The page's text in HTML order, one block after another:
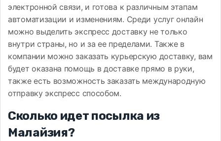
электронной связи, и готова к различным этапам
автоматизации и изменениям. Среди услуг онлайн
можно выделить экспресс доставку не только
внутри страны, но и за ее пределами. Также в
компании можно заказать курьерскую доставку, вам
будет оказана помощь в доставке прямо в руки,
также есть возможность заказать международную
отправку экспресс способом.
Сколько идет посылка из
Малайзия?